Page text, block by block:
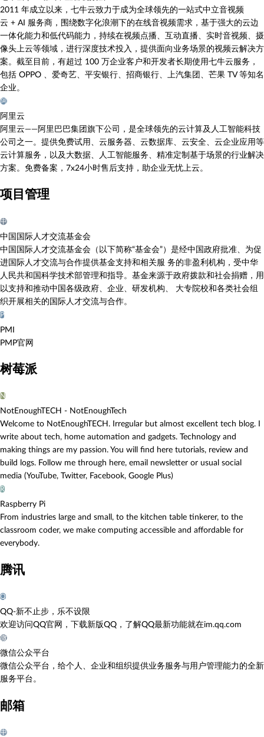
2011 年成立以来，七牛云致力于成为全球领先的一站式中立音视频
云 + AI 服务商，围绕数字化浪潮下的在线音视频需求，基于强大的云边
一体化能力和低代码能力，持续在视频点播、互动直播、实时音视频、摄
像头上云等领域，进行深度技术投入，提供面向业务场景的视频云解决方
案。截至目前，有超过 100 万企业客户和开发者长期使用七牛云服务，
包括 OPPO 、爱奇艺、平安银行、招商银行、上汽集团、芒果 TV 等知名
企业。
阿
阿里云
阿里云——阿里巴巴集团旗下公司，是全球领先的云计算及人工智能科技
公司之一。提供免费试用、云服务器、云数据库、云安全、云企业应用等
云计算服务，以及大数据、人工智能服务、精准定制基于场景的行业解决
方案。免费备案，7x24小时售后支持，助企业无忧上云。
项目管理
中
中国国际人才交流基金会
中国国际人才交流基金会（以下简称“基金会”）是经中国政府批准、为促
进国际人才交流与合作提供基金支持和相关服 务的非盈利机构，受中华
人民共和国科学技术部管理和指导。基金来源于政府拨款和社会捐赠，用
以支持和推动中国各级政府、企业、研发机构、 大专院校和各类社会组
织开展相关的国际人才交流与合作。
P
PMI
PMP官网
树莓派
N
NotEnoughTECH - NotEnoughTech
Welcome to NotEnoughTECH. Irregular but almost excellent tech blog. I
write about tech, home automation and gadgets. Technology and
making things are my passion. You will find here tutorials, review and
build logs. Follow me through here, email newsletter or usual social
media (YouTube, Twitter, Facebook, Google Plus)
R
Raspberry Pi
From industries large and small, to the kitchen table tinkerer, to the
classroom coder, we make computing accessible and affordable for
everybody.
腾讯
Q
QQ-新不止步，乐不设限
欢迎访问QQ官网，下载新版QQ，了解QQ最新功能就在im.qq.com
微
微信公众平台
微信公众平台，给个人、企业和组织提供业务服务与用户管理能力的全新
服务平台。
邮箱
中